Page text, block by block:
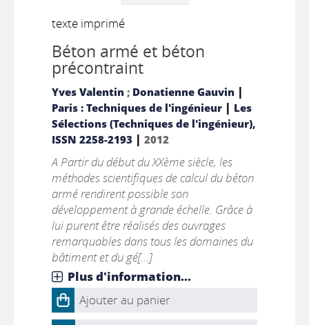
texte imprimé
Béton armé et béton
précontraint
Yves Valentin ; Donatienne Gauvin |
Paris : Techniques de l'ingénieur| Les
Sélections (Techniques de l'ingénieur),
ISSN 2258-2193| 2012
A Partir du début du XXème siècle, les
méthodes scientifiques de calcul du béton
armé rendirent possible son
développement à grande échelle. Grâce à
lui purent être réalisés des ouvrages
remarquables dans tous les domaines du
bâtiment et du gé[...]
Plus d'information...
Ajouter au panier